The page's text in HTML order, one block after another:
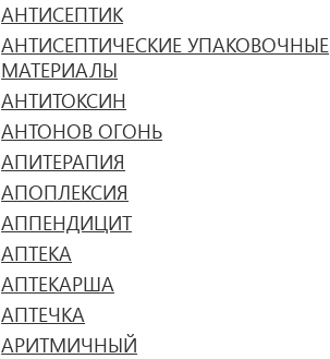
АНТИСЕПТИК
АНТИСЕПТИЧЕСКИЕ УПАКОВОЧНЫЕ
МАТЕРИАЛЫ
АНТИТОКСИН
АНТОНОВ ОГОНЬ
АПИТЕРАПИЯ
АПОПЛЕКСИЯ
АППЕНДИЦИТ
АПТЕКА
АПТЕКАРША
АПТЕЧКА
АРИТМИЧНЫЙ